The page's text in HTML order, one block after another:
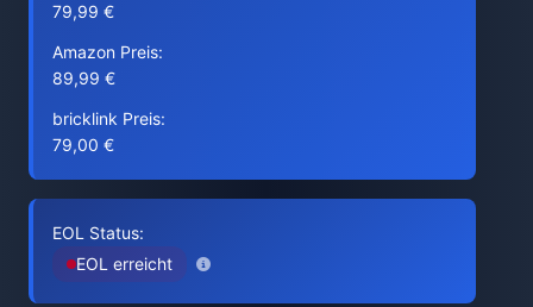
79,99 €
Amazon Preis:
89,99 €
bricklink Preis:
79,00 €
EOL Status:
EOL erreicht